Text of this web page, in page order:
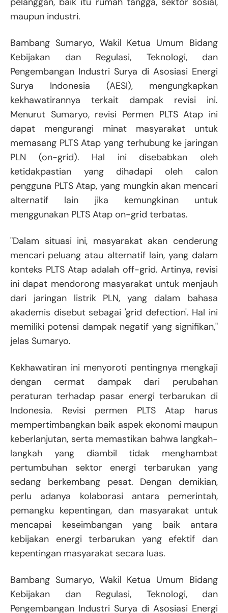
maupun industri.
Bambang Sumaryo, Wakil Ketua Umum Bidang
Kebijakan dan Regulasi, Teknologi, dan
Pengembangan Industri Surya di Asosiasi Energi
Surya Indonesia (AESI), mengungkapkan
kekhawatirannya terkait dampak revisi ini.
Menurut Sumaryo, revisi Permen PLTS Atap ini
dapat mengurangi minat masyarakat untuk
memasang PLTS Atap yang terhubung ke jaringan
PLN (on-grid). Hal ini disebabkan oleh
ketidakpastian yang dihadapi oleh calon
pengguna PLTS Atap, yang mungkin akan mencari
alternatif lain jika kemungkinan untuk
menggunakan PLTS Atap on-grid terbatas.
"Dalam situasi ini, masyarakat akan cenderung
mencari peluang atau alternatif lain, yang dalam
konteks PLTS Atap adalah off-grid. Artinya, revisi
ini dapat mendorong masyarakat untuk menjauh
dari jaringan listrik PLN, yang dalam bahasa
akademis disebut sebagai 'grid defection'. Hal ini
memiliki potensi dampak negatif yang signifikan,"
jelas Sumaryo.
Kekhawatiran ini menyoroti pentingnya mengkaji
dengan cermat dampak dari perubahan
peraturan terhadap pasar energi terbarukan di
Indonesia. Revisi permen PLTS Atap harus
mempertimbangkan baik aspek ekonomi maupun
keberlanjutan, serta memastikan bahwa langkah-
langkah yang diambil tidak menghambat
pertumbuhan sektor energi terbarukan yang
sedang berkembang pesat. Dengan demikian,
perlu adanya kolaborasi antara pemerintah,
pemangku kepentingan, dan masyarakat untuk
mencapai keseimbangan yang baik antara
kebijakan energi terbarukan yang efektif dan
kepentingan masyarakat secara luas.
Bambang Sumaryo, Wakil Ketua Umum Bidang
Kebijakan dan Regulasi, Teknologi, dan
Pengembangan Industri Surya di Asosiasi Energi